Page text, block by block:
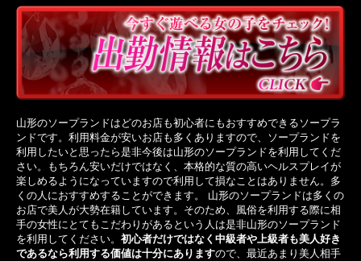
山形のソープランドはどのお店も初心者にもおすすめできるソープラ
ンドです。利用料金が安いお店も多くありますので、ソープランドを
利用したいと思ったら是非今後は山形のソープランドを利用してくだ
さい。もちろん安いだけではなく、本格的な質の高いヘルスプレイが
楽しめるようになっていますので利用して損なことはありません。多
くの人におすすめすることができます。 山形のソープランドは多くの
お店で美人が大勢在籍しています。そのため、風俗を利用する際に相
手の女性にとてもこだわりがあるという人は是非山形のソープランド
を利用してください。 初心者だけではなく中級者や上級者も美人好き
であるなら利用する価値は十分にありますので、最近あまり美人相手